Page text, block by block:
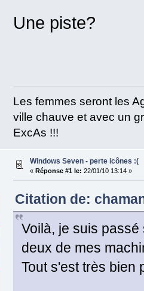
Une piste?
Les femmes seront les
ville chauve et avec un
ExcAs !!!
Windows Seven - perte icônes :(
« Réponse #1 le: 22/01/10 13:14 »
Citation de:
Voilà, je suis
deux de mes
Tout s'est très bien